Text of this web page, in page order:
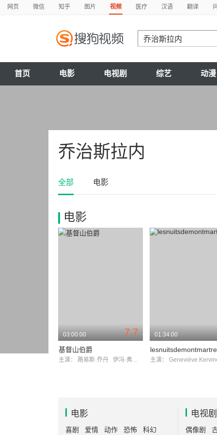
网页 微信 知乎 图片 视频 医疗 汉语 翻译
首页 电影 电视剧 综艺 动漫
乔治斯拉内
全部 电影
电影
7.7
03:00:00
基督山伯爵
主演： 路易斯·乔丹 伊冯·弗奴克丝
01:34:00
lesnuitsdemontmartre
主演： Geneviève
电影
喜剧 爱情 动作 恐怖 科幻
电视剧
偶像剧